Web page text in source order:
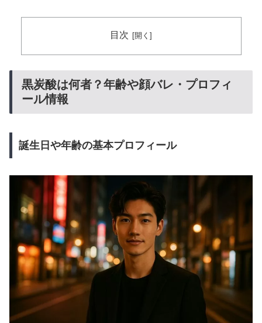
目次
黒炭酸は何者？年齢や顔バレ・プロフィ
ール情報
誕生日や年齢の基本プロフィール